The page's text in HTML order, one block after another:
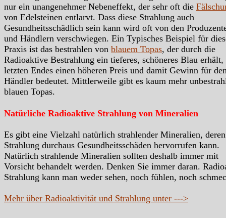
nur ein unangenehmer Nebeneffekt, der sehr oft die
von Edelsteinen entlarvt. Dass diese Strahlung auch
Gesundheitsschädlich sein kann wird oft von den
und Händlern verschwiegen. Ein Typisches Beispiel für
Praxis ist das bestrahlen von blauem Topas, der durch die
Radioaktive Bestrahlung ein tieferes, schöneres Blau erhält,
letzten Endes einen höheren Preis und damit Gewinn für
Händler bedeutet. Mittlerweile gibt es kaum mehr
blauen Topas.
Natürliche Radioaktive Strahlung von Mineralien
Es gibt eine Vielzahl natürlich strahlender Mineralien, deren
Strahlung durchaus Gesundheitsschäden hervorrufen kann.
Natürlich strahlende Mineralien sollten deshalb immer mit
Vorsicht behandelt werden. Denken Sie immer daran.
Strahlung kann man weder sehen, noch fühlen, noch
Mehr über Radioaktivität und Strahlung unter --->